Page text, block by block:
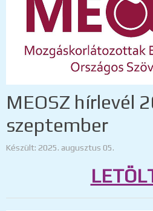
MEOSZ hírlevél
szeptember
Készült: 2025. augusztus 05.